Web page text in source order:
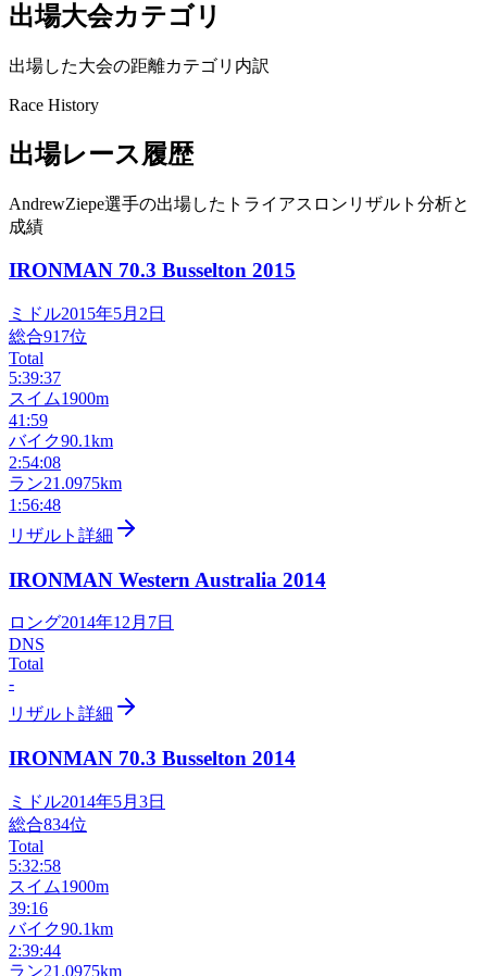
出場大会カテゴリ
出場した大会の距離カテゴリ内訳
Race History
出場レース履歴
AndrewZiepe選手の出場したトライアスロンリザルト分析と
成績
IRONMAN 70.3 Busselton 2015
ミドル2015年5月2日
総合917位
Total
5:39:37
スイム1900m
41:59
バイク90.1km
2:54:08
ラン21.0975km
1:56:48
リザルト詳細
IRONMAN Western Australia 2014
ロング2014年12月7日
DNS
Total
-
リザルト詳細
IRONMAN 70.3 Busselton 2014
ミドル2014年5月3日
総合834位
Total
5:32:58
スイム1900m
39:16
バイク90.1km
2:39:44
ラン21.0975km